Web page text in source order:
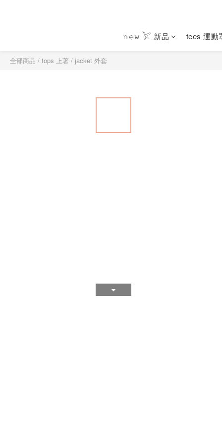
𝚗𝚎𝚠 𓅯 新品 tees 運動
全部商品 / tops 上著 / jacket 外套